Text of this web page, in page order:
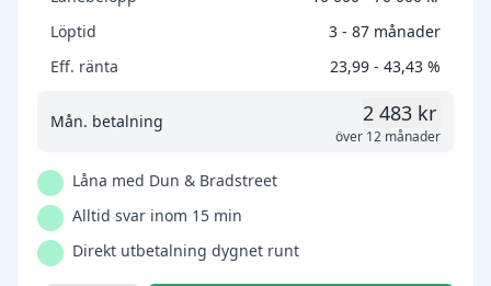
Löptid
3 - 87 månader
Eff. ränta
23,99 - 43,43 %
Mån. betalning 2 483 kr
över 12 månader
Låna med Dun & Bradstreet
Alltid svar inom 15 min
Direkt utbetalning dygnet runt